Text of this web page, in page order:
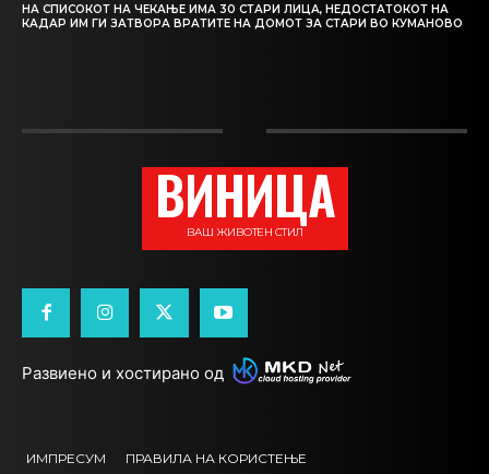
НА СПИСОКОТ НА ЧЕКАЊЕ ИМА 30 СТАРИ ЛИЦА, НЕДОСТАТОКОТ НА
КАДАР ИМ ГИ ЗАТВОРА ВРАТИТЕ НА ДОМОТ ЗА СТАРИ ВО КУМАНОВО
ВИНИЦА
ВАШ ЖИВОТЕН СТИЛ
Развиено и хостирано од
ИМПРЕСУМ ПРАВИЛА НА КОРИСТЕЊЕ